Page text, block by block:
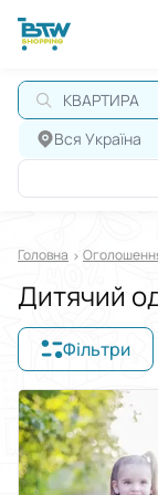
А
Вся Україна
Головна
Дитячий
Фільтри
Відображати в
Сортувати за
Виберіть групу